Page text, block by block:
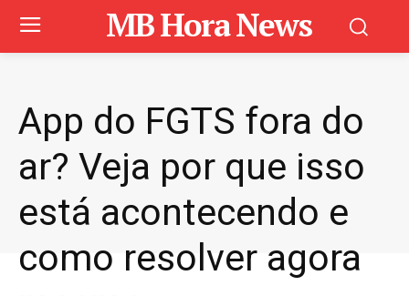
MB Hora News
App do FGTS fora do
ar? Veja por que isso
está acontecendo e
como resolver agora